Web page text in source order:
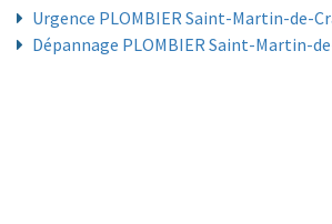
Urgence PLOMBIER Saint-Martin-de-
Dépannage PLOMBIER Saint-Martin-